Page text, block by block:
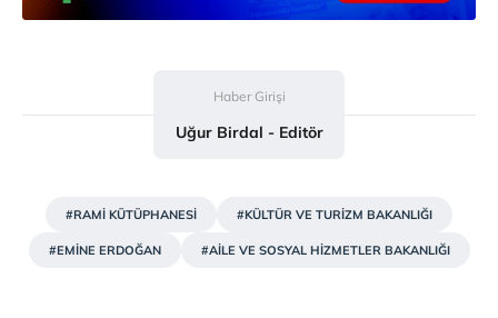
Haber Girişi
Uğur Birdal - Editör
#RAMİ KÜTÜPHANESİ #KÜLTÜR VE TURİZM BAKANLIĞI
#EMİNE ERDOĞAN #AİLE VE SOSYAL HİZMETLER BAKANLIĞI